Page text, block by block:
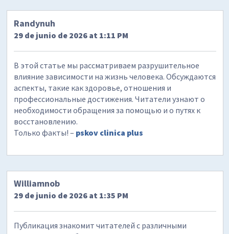
Randynuh
29 de junio de 2026 at 1:11 PM
В этой статье мы рассматриваем разрушительное
влияние зависимости на жизнь человека. Обсуждаются
аспекты, такие как здоровье, отношения и
профессиональные достижения. Читатели узнают о
необходимости обращения за помощью и о путях к
восстановлению.
Только факты! – pskov clinica plus
Williamnob
29 de junio de 2026 at 1:35 PM
Публикация знакомит читателей с различными